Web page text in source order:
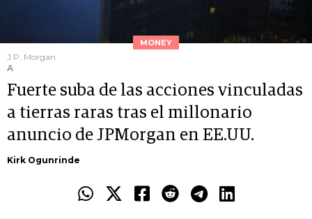
MONEY
J.P. Morgan
A
Fuerte suba de las acciones vinculadas
a tierras raras tras el millonario
anuncio de JPMorgan en EE.UU.
Kirk Ogunrinde